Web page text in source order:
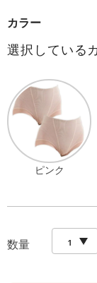
カラー
選択している
ピンク
数量